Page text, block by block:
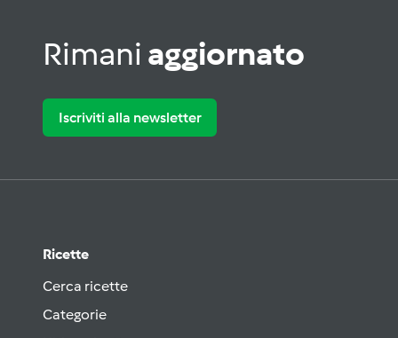
Rimani aggiornato
Iscriviti alla newsletter
Ricette
Cerca ricette
Categorie